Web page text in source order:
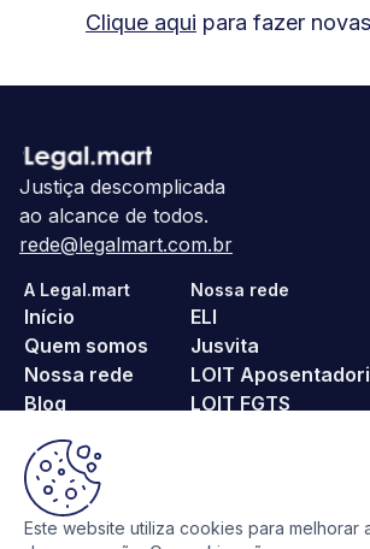
Clique aqui para fazer
Justiça descomplicada
ao alcance de todos.
rede@legalmart.com.br
A Legal.mart
Início
Quem somos
Nossa rede
Blog
Nossa rede
ELI
Jusvita
LOIT
LOIT FGTS
SeuProcesso
Este website utiliza cookies para melhorar